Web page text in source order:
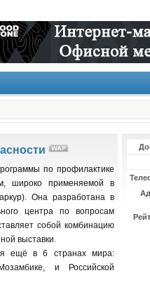
по профилактике
широко применяемой в
Она разработана в
центра по вопросам
собой комбинацию
выставки.
ещё в 6 странах мира:
и Российской